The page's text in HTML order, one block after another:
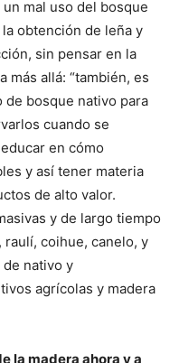
mal uso del bosque
obtención de leña y
sin pensar en la
más allá: “también, es
de bosque nativo para
cuando se
en cómo
y así tener materia
de alto valor.
y de largo tiempo
coihue, canelo, y
nativo y
agrícolas y madera
la madera ahora y a